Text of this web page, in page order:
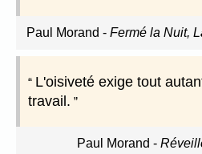
Paul Morand - Fermé la Nuit,
L'oisiveté exige tout
travail.
Paul Morand -